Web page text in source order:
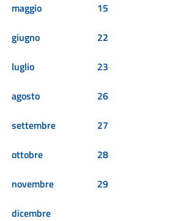
maggio
giugno
luglio
agosto
settembre
ottobre
novembre
dicembre
15
22
23
26
27
28
29